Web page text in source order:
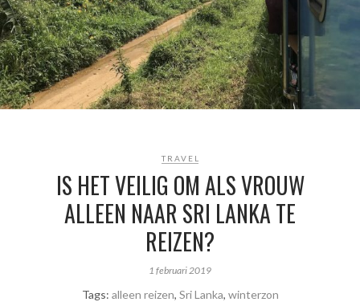
TRAVEL
IS HET VEILIG OM ALS VROUW
ALLEEN NAAR SRI LANKA TE
REIZEN?
1 februari 2019
Tags: alleen reizen, Sri Lanka, winterzon